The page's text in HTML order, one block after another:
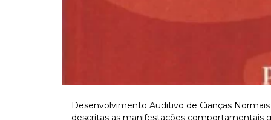
Desenvolvimento Auditivo de Cianças
descritas as manifestações comportamentais